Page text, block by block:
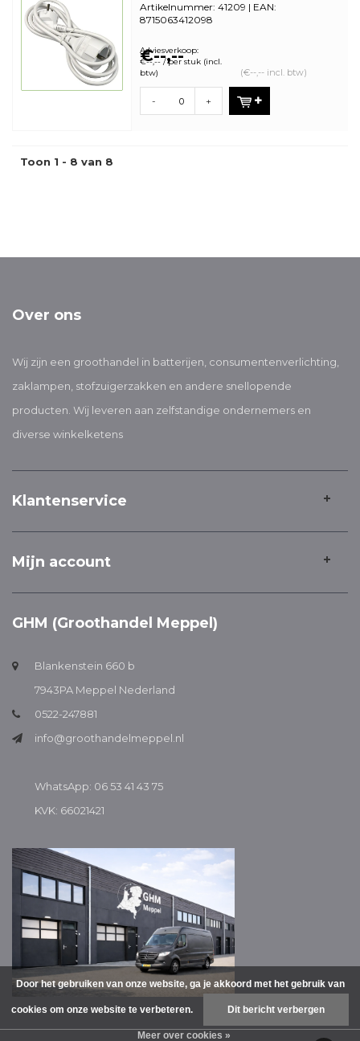
Artikelnummer: 41209 | EAN:
8715063412098
bestelhoeveelheid: 1
€--,--
Adviesverkoop:
€--,-- / per stuk (incl.
btw)
(€--,-- incl. btw)
- +
Toon 1 - 8 van 8
Over ons
Wij zijn een groothandel in batterijen, consumentenverlichting,
zaklampen, stofzuigerzakken en andere snellopende
producten. Wij leveren aan zelfstandige ondernemers en
diverse winkelketens
Klantenservice
Mijn account
GHM (Groothandel Meppel)
Blankenstein 660 b
7943PA Meppel Nederland
0522-247881
info@groothandelmeppel.nl
WhatsApp: 06 53 41 43 75
KVK: 66021421
Door het gebruiken van onze website, ga je akkoord met het gebruik van
cookies om onze website te verbeteren. Dit bericht verbergen
Meer over cookies »